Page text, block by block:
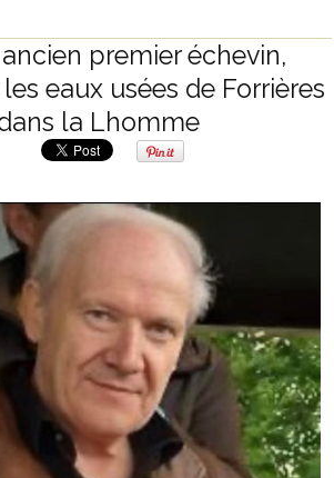
premier échevin,
eaux usées de Forrières
la Lhomme